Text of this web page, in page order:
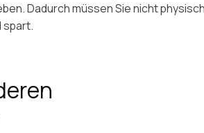
Dadurch müssen Sie nicht physisch
spart.